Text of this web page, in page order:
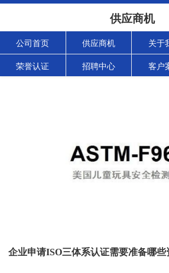
供应商机
公司首页 供应商机 关于
荣誉认证 招聘中心 客户
企业申请ISO三体系认证需要准备哪些